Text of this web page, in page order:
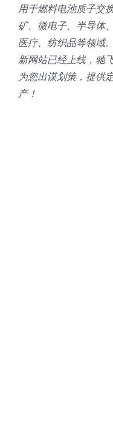
耐化学腐蚀的喷嘴
喷嘴兼容性
用于燃料电池质子交
矿、微电子、半导体
医疗、纺织品等领域
新网站已经上线，驰
为您出谋划策，提供
产！